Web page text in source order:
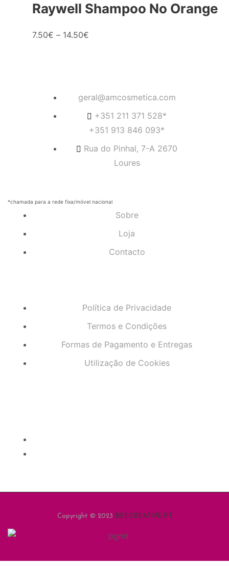
Raywell Shampoo No Orange
7.50€ – 14.50€
Sobre
Loja
Contacto
Política de Privacidade
Termos e Condições
Formas de Pagamento e Entregas
Utilização de Cookies
geral@amcosmetica.com
+351 211 371 528*
+351 913 846 093*
Rua do Pinhal, 7-A 2670
Loures
*chamada para a rede fixa/móvel nacional
Copyright © 2023 BEECREATIVE.PT